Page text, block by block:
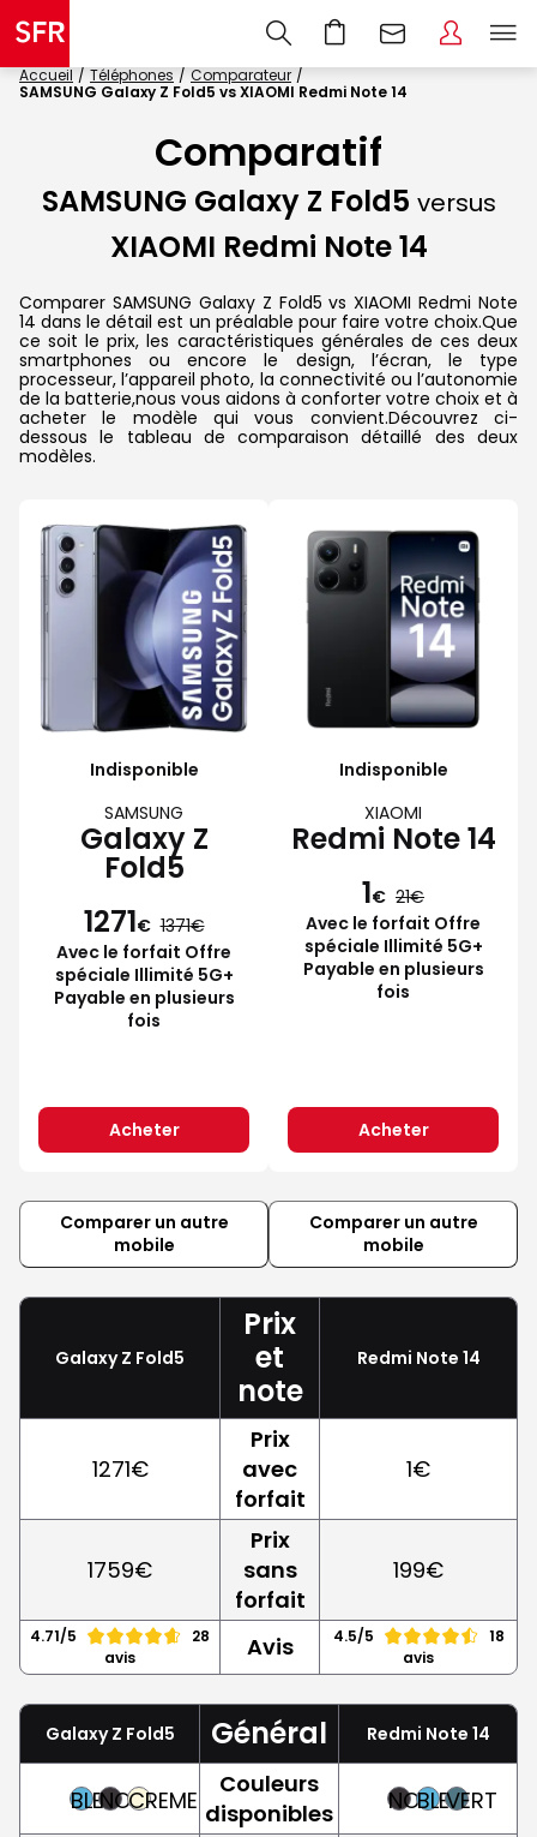
Accueil Téléphones
Comparateur
SAMSUNG Galaxy Z Fold5 vs XIAOMI Redmi Note 14
Comparatif
SAMSUNG Galaxy Z Fold5 versus
XIAOMI Redmi Note 14
Comparer SAMSUNG Galaxy Z Fold5 vs XIAOMI Redmi Note
14 dans le détail est un préalable pour faire votre choix.Que
ce soit le prix, les caractéristiques générales de ces deux
smartphones ou encore le design, l’écran, le type
processeur, l’appareil photo, la connectivité ou l’autonomie
de la batterie,nous vous aidons à conforter votre choix et à
acheter le modèle qui vous convient.Découvrez ci-
dessous le tableau de comparaison détaillé des deux
modèles.
Indisponible
SAMSUNG
Galaxy Z
Fold5
1271€ 1371
Avec le forfait Offre
spéciale Illimité 5G+
Payable en plusieurs
fois
Acheter
Indisponible
XIAOMI
Redmi Note 14
1€ 21
Avec le forfait Offre
spéciale Illimité 5G+
Payable en plusieurs
fois
Acheter
Comparer un autre
mobile
Comparer un autre
mobile
Galaxy Z Fold5
Prix
et
note
Redmi Note 14
1271€
Prix
avec
forfait
1€
1759€
Prix
sans
forfait
199€
4.71/5
28
avis
Avis 4.5/5
18
avis
Galaxy Z Fold5 Général Redmi Note 14
BLEUNOIRCREME
Couleurs
disponibles
NOIRBLEUVERT